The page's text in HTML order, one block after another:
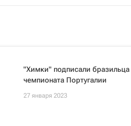
"Химки" подписали бразильца
чемпионата Португалии
27 января 2023